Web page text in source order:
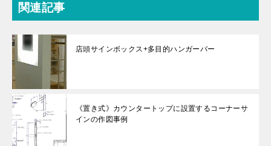
関連記事
店頭サインボックス+多目的ハンガーバー
《置き式》カウンタートップに設置するコーナーサ
インの作図事例